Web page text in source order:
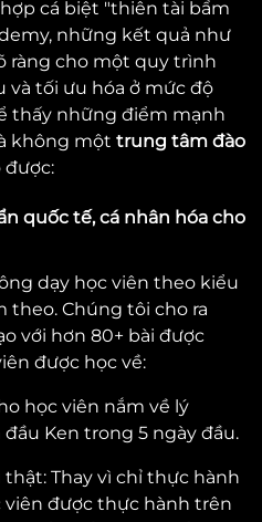
cá biệt "thiên tài bẩm
những kết quả như
ràng cho một quy trình
và tối ưu hóa ở mức độ
thấy những điểm mạnh
không một trung tâm đào
được:
quốc tế, cá nhân hóa cho
dạy học viên theo kiểu
theo. Chúng tôi cho ra
với hơn 80+ bài được
được học về:
học viên nắm về lý
Ken trong 5 ngày đầu.
Thay vì chỉ thực hành
được thực hành trên